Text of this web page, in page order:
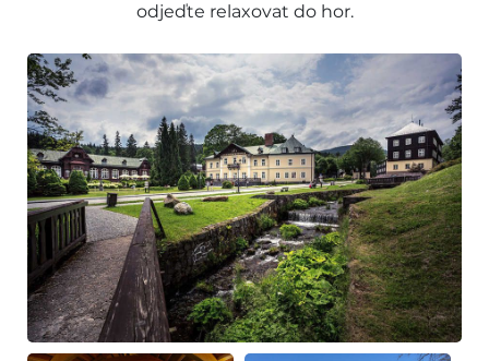
odjeďte relaxovat do hor.